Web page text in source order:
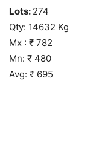
Lots: 274
Qty: 14632 Kg
Mx : ₹ 782
Mn: ₹ 480
Avg: ₹ 695